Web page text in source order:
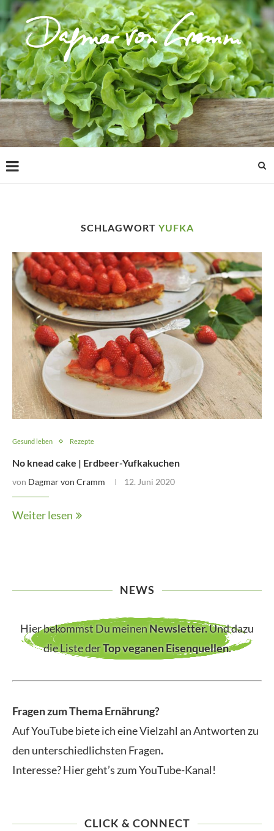
SCHLAGWORT YUFKA
Gesund leben Rezepte
No knead cake | Erdbeer-Yufkakuchen
von Dagmar von Cramm 12. Juni 2020
Weiter lesen
NEWS
Hier bekommst Du meinenNewsletter.Und dazu
die Liste derTop veganen Eisenquellen.
Fragen zum Thema Ernährung?
Auf YouTube biete ich eine Vielzahl an Antworten zu
den unterschiedlichsten Fragen.
Interesse? Hier geht’s zum YouTube-Kanal!
CLICK & CONNECT